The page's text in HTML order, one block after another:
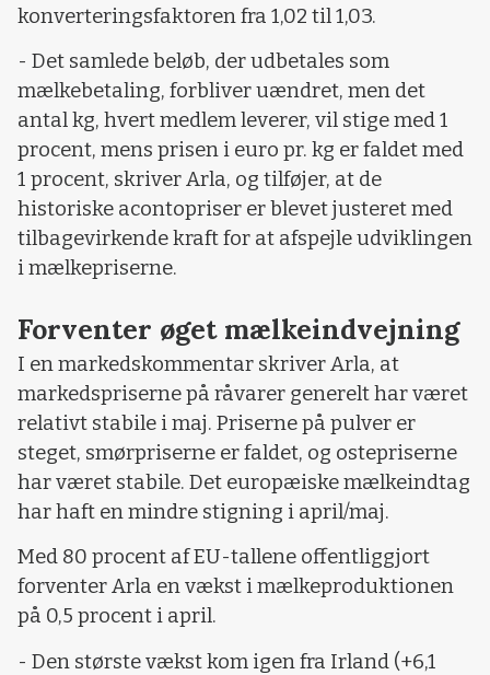
konverteringsfaktoren fra 1,02 til 1,03.
- Det samlede beløb, der udbetales som
mælkebetaling, forbliver uændret, men det
antal kg, hvert medlem leverer, vil stige med 1
procent, mens prisen i euro pr. kg er faldet med
1 procent, skriver Arla, og tilføjer, at de
historiske acontopriser er blevet justeret med
tilbagevirkende kraft for at afspejle udviklingen
i mælkepriserne.
Forventer øget mælkeindvejning
I en markedskommentar skriver Arla, at
markedspriserne på råvarer generelt har været
relativt stabile i maj. Priserne på pulver er
steget, smørpriserne er faldet, og ostepriserne
har været stabile. Det europæiske mælkeindtag
har haft en mindre stigning i april/maj.
Med 80 procent af EU-tallene offentliggjort
forventer Arla en vækst i mælkeproduktionen
på 0,5 procent i april.
- Den største vækst kom igen fra Irland (+6,1